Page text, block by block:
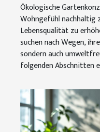
Ökologische
Wohngefühl nachhaltig
Lebensqualität zu
suchen nach Wegen,
sondern auch
folgenden Abschnitten